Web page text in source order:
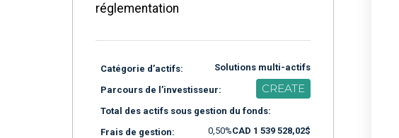
réglementation
Catégorie d’actifs: Solutions multi-actifs
Parcours de l’investisseur: CREATE
Total des actifs sous gestion du fonds:
CAD 1 539 528,02$
Frais de gestion: 0,50%